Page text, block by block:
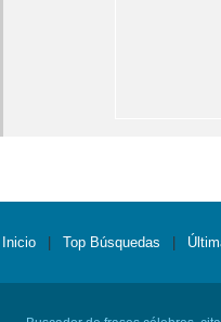
Inicio Top Búsquedas